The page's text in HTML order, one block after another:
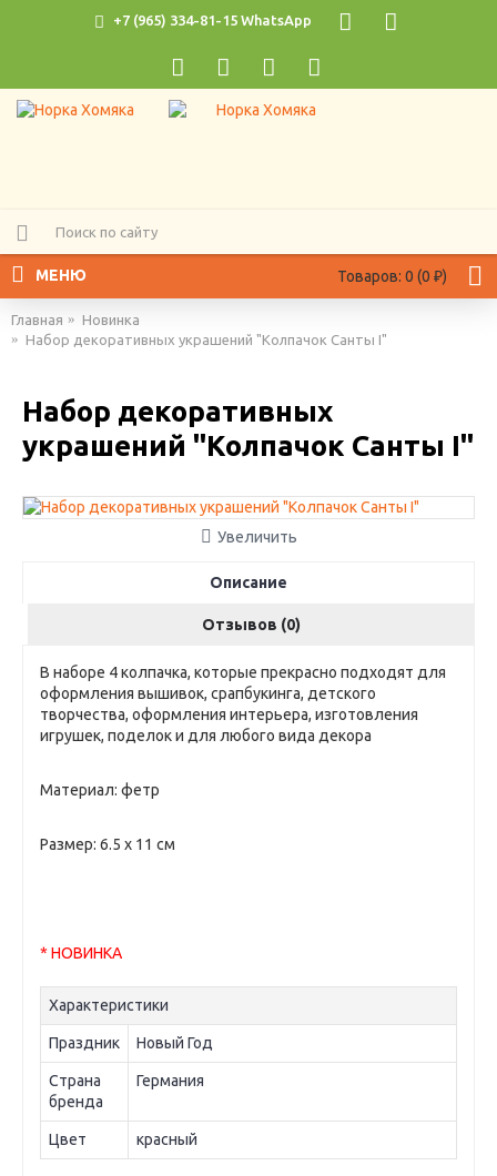
+7 (965) 334-81-15 WhatsApp
Товаров: 0 (0 ₽)
МЕНЮ
Главная
Новинка
Набор декоративных украшений "Колпачок Санты I"
Набор декоративных
украшений "Колпачок Санты I"
Увеличить
Описание
Отзывов (0)
В наборе 4 колпачка, которые прекрасно подходят для
оформления вышивок, срапбукинга, детского
творчества, оформления интерьера, изготовления
игрушек, поделок и для любого вида декора
Материал: фетр
Размер: 6.5 х 11 см
* НОВИНКА
Характеристики
Праздник Новый Год
Страна
бренда
Германия
Цвет красный